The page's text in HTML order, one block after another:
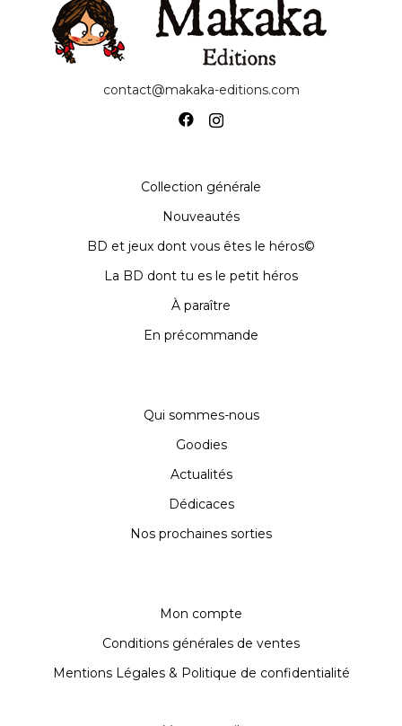
contact@makaka-editions.com
Collection générale
Nouveautés
BD et jeux dont vous êtes le héros©
La BD dont tu es le petit héros
À paraître
En précommande
Qui sommes-nous
Goodies
Actualités
Dédicaces
Nos prochaines sorties
Mon compte
Conditions générales de ventes
Mentions Légales & Politique de confidentialité